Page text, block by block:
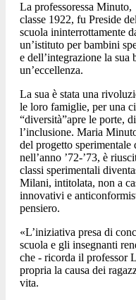
La professoressa Minuto,
classe 1922, fu Preside
scuola ininterrottamente
un’istituto per bambini
e dell’integrazione la
un’eccellenza.
La sua è stata una
le loro famiglie, per una
“diversità”apre le porte,
l’inclusione. Maria
del progetto
nell’anno ’72-’73, è
classi sperimentali
Milani, intitolata, non a
innovativi e
pensiero.
«L’iniziativa presa di
scuola e gli insegnanti
che - ricorda il professor
propria la causa dei
vita.